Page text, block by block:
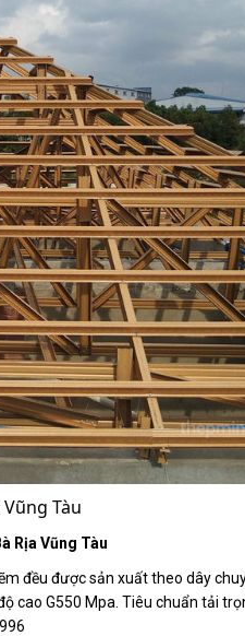
Tàu
Rịa Vũng Tàu
đều được sản xuất theo dây
cao G550 Mpa. Tiêu chuẩn tải